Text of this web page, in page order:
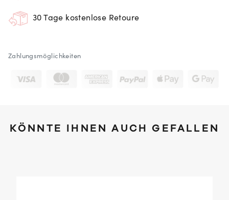
30 Tage kostenlose Retoure
Zahlungsmöglichkeiten
KÖNNTE IHNEN AUCH GEFALLEN